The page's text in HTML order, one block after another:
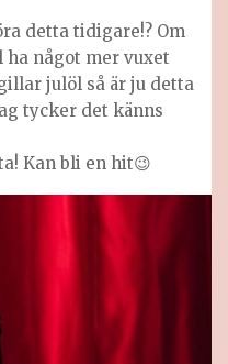
detta tidigare!? Om
något mer vuxet
julöl så är ju detta
tycker det känns
Kan bli en hit😉